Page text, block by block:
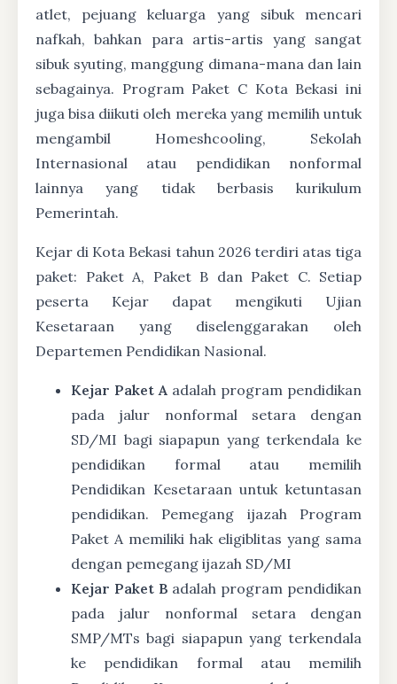
atlet, pejuang keluarga yang sibuk mencari
nafkah, bahkan para artis-artis yang sangat
sibuk syuting, manggung dimana-mana dan lain
sebagainya. Program Paket C Kota Bekasi ini
juga bisa diikuti oleh mereka yang memilih untuk
mengambil Homeshcooling, Sekolah
Internasional atau pendidikan nonformal
lainnya yang tidak berbasis kurikulum
Pemerintah.
Kejar di Kota Bekasi tahun 2026 terdiri atas tiga
paket: Paket A, Paket B dan Paket C. Setiap
peserta Kejar dapat mengikuti Ujian
Kesetaraan yang diselenggarakan oleh
Departemen Pendidikan Nasional.
Kejar Paket A adalah program pendidikan
pada jalur nonformal setara dengan
SD/MI bagi siapapun yang terkendala ke
pendidikan formal atau memilih
Pendidikan Kesetaraan untuk ketuntasan
pendidikan. Pemegang ijazah Program
Paket A memiliki hak eligiblitas yang sama
dengan pemegang ijazah SD/MI
Kejar Paket B adalah program pendidikan
pada jalur nonformal setara dengan
SMP/MTs bagi siapapun yang terkendala
ke pendidikan formal atau memilih